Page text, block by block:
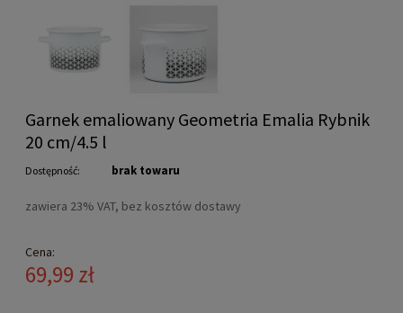
Garnek emaliowany Geometria Emalia Rybnik
20 cm/4.5 l
Dostępność: brak towaru
zawiera 23% VAT, bez kosztów dostawy
Cena:
69,99 zł